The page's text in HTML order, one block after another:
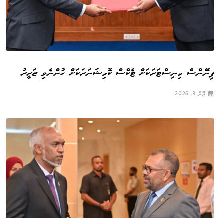
ފިނޭންސް މިނިސްޓަރަކަށް ޓެކްސް ކޮމިޝަނަރަކަށް ހުންނެވި ޒަރީރު
ޖޫން 8, 2026